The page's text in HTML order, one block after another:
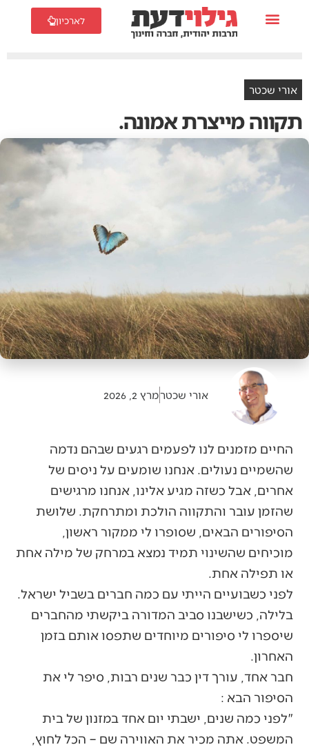
לארכיון
אורי שכטר
תקווה מייצרת אמונה.
אורי שכטרמרץ 2, 2026
החיים מזמנים לנו לפעמים רגעים שבהם נדמה
שהשמיים נעולים. אנחנו שומעים על ניסים של
אחרים, אבל כשזה מגיע אלינו, אנחנו מרגישים
שהזמן עובר והתקווה הולכת ומתרחקת. שלושת
הסיפורים הבאים, שסופרו לי ממקור ראשון,
מוכיחים שהשינוי תמיד נמצא במרחק של מילה אחת
או תפילה אחת.
לפני כשבועיים הייתי עם כמה חברים בשביל ישראל.
בלילה, כשישבנו סביב המדורה ביקשתי מהחברים
שיספרו לי סיפורים מיוחדים שתפסו אותם בזמן
האחרון.
חבר אחד, עורך דין כבר שנים רבות, סיפר לי את
הסיפור הבא :
"לפני כמה שנים, ישבתי יום אחד במזנון של בית
המשפט. אתה מכיר את האווירה שם – הכל לחוץ,